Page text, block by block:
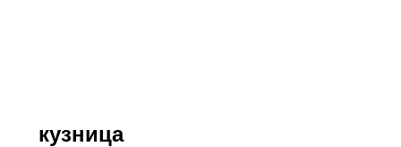
кузница